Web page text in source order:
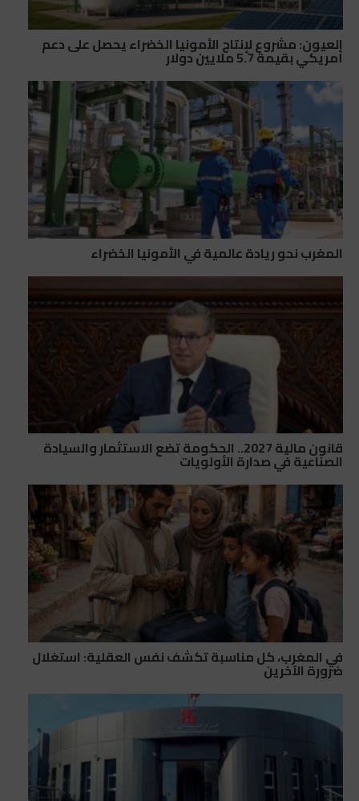
العيون: مشروع لإنتاج الأمونيا الخضراء يحصل على دعم
أمريكي بقيمة 5.7 ملايين دولار
المغرب نحو ريادة عالمية في الأمونيا الخضراء
قانون مالية 2027.. الحكومة تضع الاستثمار والسيادة
الصناعية في صدارة الأولويات
في المغرب، كل مناسبة تكشف نفس العقلية: استغلال
ضرورة الآخرين